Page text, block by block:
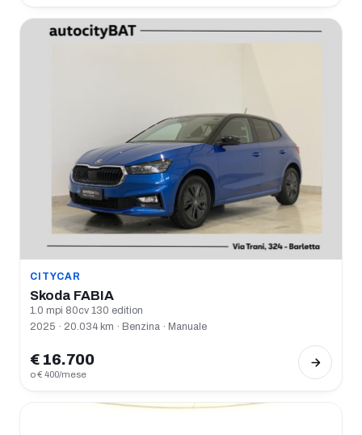
CITYCAR
Skoda FABIA
1.0 mpi 80cv 130 edition
2025 · 20.034 km · Benzina · Manuale
€ 16.700
o € 400/mese